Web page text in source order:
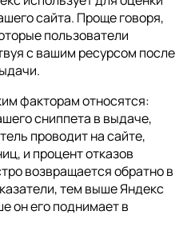
сайта. Проще говоря,
пользователи
с вашим ресурсом после
факторам относятся:
сниппета в выдаче,
проводит на сайте,
и процент отказов
возвращается обратно в
тем выше Яндекс
он его поднимает в